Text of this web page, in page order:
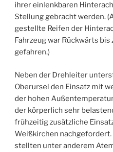
ihrer einlenkbaren
Stellung gebracht werden.
gestellte Reifen der
Fahrzeug war Rückwärts
gefahren.)
Neben der Drehleiter
Oberursel den Einsatz mit
der hohen
der körperlich sehr
frühzeitig zusätzliche
Weißkirchen
stellten unter anderem